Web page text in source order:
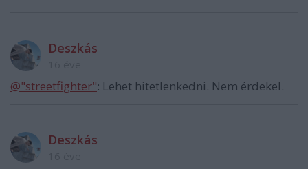
Deszkás
@"streetfighter": Lehet hitetlenkedni. Nem érdekel.
Deszkás